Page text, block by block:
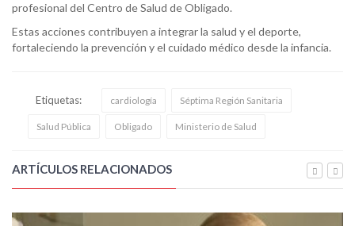
profesional del Centro de Salud de Obligado.
Estas acciones contribuyen a integrar la salud y el deporte,
fortaleciendo la prevención y el cuidado médico desde la infancia.
Etiquetas: cardiología Séptima Región Sanitaria
Salud Pública Obligado Ministerio de Salud
ARTÍCULOS RELACIONADOS